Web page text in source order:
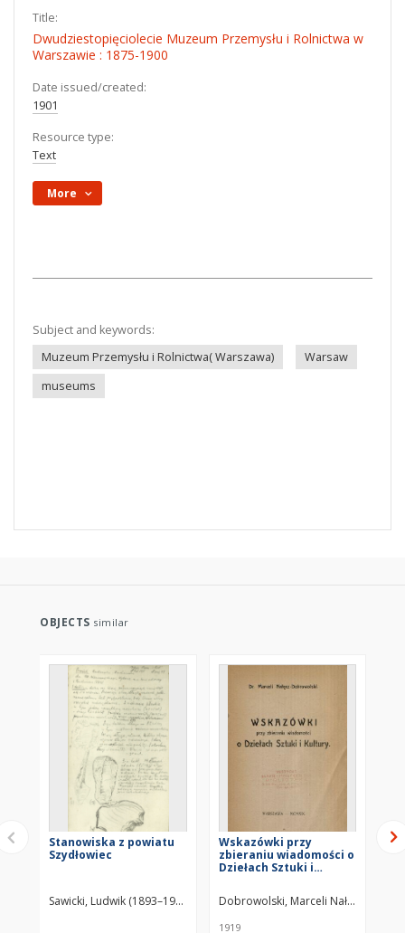
Title:
Dwudziestopięciolecie Muzeum Przemysłu i Rolnictwa w
Warszawie : 1875-1900
Date issued/created:
1901
Resource type:
Text
More
Subject and keywords:
Muzeum Przemysłu i Rolnictwa( Warszawa)
Warsaw
museums
OBJECTS similar
Stanowiska z powiatu
Szydłowiec
Sawicki, Ludwik (1893–1972)
Wskazówki przy
zbieraniu wiadomości o
Dziełach Sztuki i
Dobrowolski, Marceli Nałęcz
1919